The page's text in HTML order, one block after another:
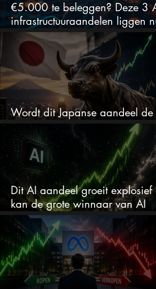
€5.000 te beleggen? Deze 3
infrastructuuraandelen liggen nu
in de uitverkoop
Wordt dit Japanse aandeel de
comeback kid van 2026?
Dit AI aandeel groeit explosief
kan de grote winnaar van AI
worden